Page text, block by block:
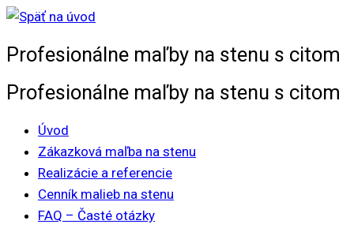
Skip
content
Profesionálne maľby na stenu s citom
Profesionálne maľby na stenu s citom
Úvod
Zákazková maľba na stenu
Realizácie a referencie
Cenník malieb na stenu
FAQ – Časté otázky